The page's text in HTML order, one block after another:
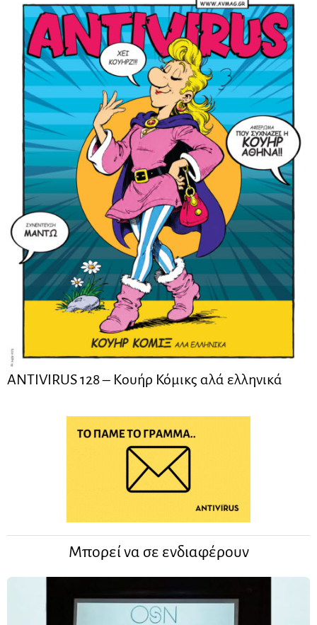
ANTIVIRUS 128 – Kουήρ Κόμικς αλά ελληνικά
Μπορεί να σε ενδιαφέρουν